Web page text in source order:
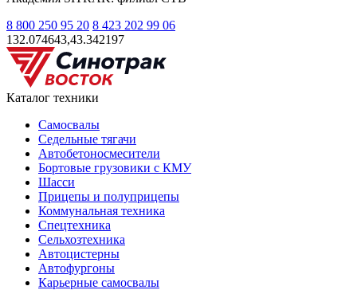
8 800 250 95 20 8 423 202 99 06
132.074643,43.342197
Каталог техники
Самосвалы
Седельные тягачи
Автобетоносмесители
Бортовые грузовики с КМУ
Шасси
Прицепы и полуприцепы
Коммунальная техника
Спецтехника
Сельхозтехника
Автоцистерны
Автофургоны
Карьерные самосвалы